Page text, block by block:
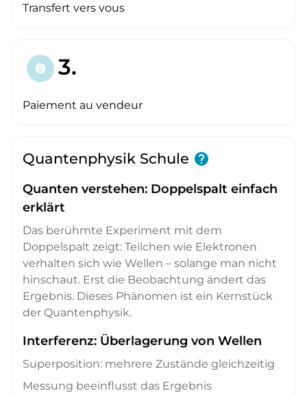
Transfert vers vous
paid 3.
Paiement au vendeur
Quantenphysik Schule help
Quanten verstehen: Doppelspalt einfach
erklärt
Das berühmte Experiment mit dem
Doppelspalt zeigt: Teilchen wie Elektronen
verhalten sich wie Wellen – solange man nicht
hinschaut. Erst die Beobachtung ändert das
Ergebnis. Dieses Phänomen ist ein Kernstück
der Quantenphysik.
Interferenz: Überlagerung von Wellen
Superposition: mehrere Zustände gleichzeitig
Messung beeinflusst das Ergebnis